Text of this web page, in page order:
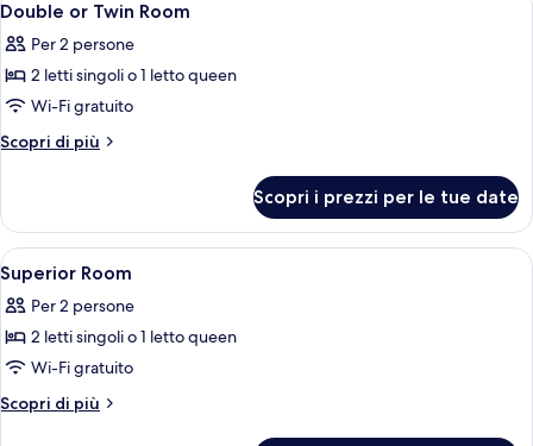
disabile)
tutte
le
foto
per
Double
Room
2
Double or Twin Room
Per 2 persone
2 letti singoli o 1 letto queen
Wi-Fi gratuito
Scopri di più
Altri
or
Twin
Room
Scopri i prezzi per le tue date
Apri
tutte
le
foto
per
Superior
Una moderna camera d'albergo con
4
Superior Room
Per 2 persone
2 letti singoli o 1 letto queen
Wi-Fi gratuito
Scopri di più
Altri